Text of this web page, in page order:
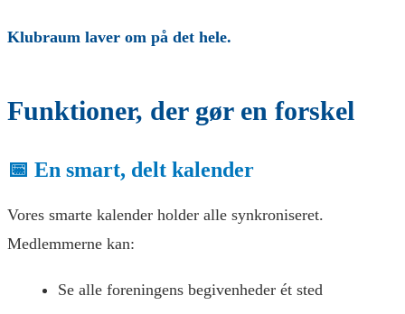
Klubraum laver om på det hele.
Funktioner, der gør en forskel
📅 En smart, delt kalender
Vores smarte kalender holder alle synkroniseret.
Medlemmerne kan:
Se alle foreningens begivenheder ét sted